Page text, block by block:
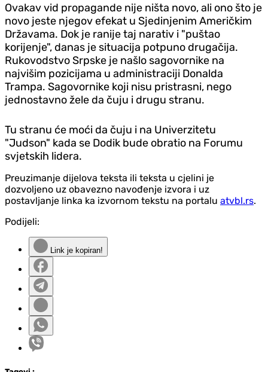
Ovakav vid propagande nije ništa novo, ali ono što je
novo jeste njegov efekat u Sjedinjenim Američkim
Državama. Dok je ranije taj narativ i "puštao
korijenje", danas je situacija potpuno drugačija.
Rukovodstvo Srpske je našlo sagovornike na
najvišim pozicijama u administraciji Donalda
Trampa. Sagovornike koji nisu pristrasni, nego
jednostavno žele da čuju i drugu stranu.
Tu stranu će moći da čuju i na Univerzitetu
"Judson" kada se Dodik bude obratio na Forumu
svjetskih lidera.
Preuzimanje dijelova teksta ili teksta u cjelini je
dozvoljeno uz obavezno navođenje izvora i uz
postavljanje linka ka izvornom tekstu na portalu atvbl.rs.
Podijeli:
Link je kopiran!